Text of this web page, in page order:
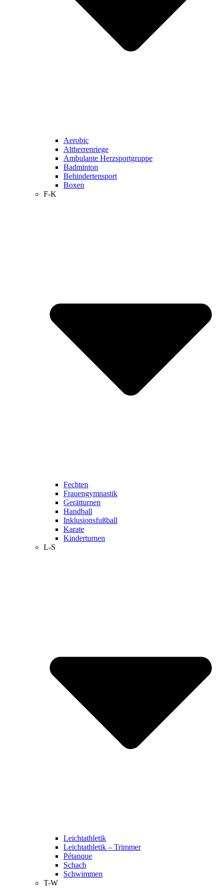
Aerobic
Altherrenriege
Ambulante Herzsportgruppe
Badminton
Behindertensport
Boxen
F-K
Fechten
Frauengymnastik
Gerätturnen
Handball
Inklusionsfußball
Karate
Kinderturnen
L-S
Leichtathletik
Leichtathletik – Trimmer
Pétanque
Schach
Schwimmen
T-W